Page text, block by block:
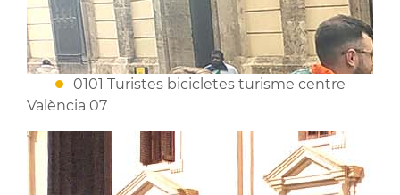
0101 Turistes bicicletes turisme centre
València 07